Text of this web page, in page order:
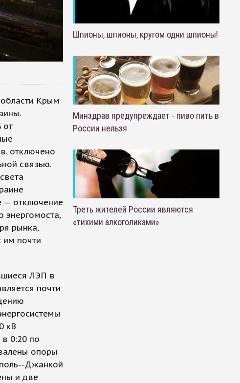
Крым
от
отключено
связью.
— отключение
энергомоста,
рынка,
им почти
ЛЭП в
почти
кВ
0:20 по
опоры
Джанкой
и две
Шпионы, шпионы, кругом одни шпионы!
Минздрав предупреждает - пиво пить в
России нельзя
Треть жителей России являются
«тихими алкоголиками»